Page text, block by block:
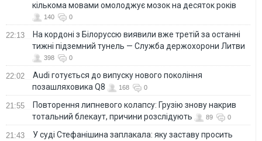
кількома мовами омолоджує мозок на десяток років
140 0
22:13
На кордоні з Білоруссю виявили вже третій за останні
тижні підземний тунель — Служба держохорони Литви
398 0
22:02
Audi готується до випуску нового покоління
позашляховика Q8
168 0
21:55
Повторення липневого колапсу: Грузію знову накрив
тотальний блекаут, причини розслідують
89 0
21:43
У суді Стефанішина заплакала: яку заставу просить